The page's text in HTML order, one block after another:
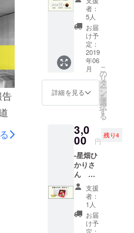
時
本
さ
しさせ
て頂き
ます。
る主人
公”チル
坊
や"は、
自分の
曲で客
が盛り
上がら
ず、
「俺の
客が悪
い！」
とDJと
して壁
にぶつ
かって
いた。
そんな
NYで活
動して
いたチ
ト】 ・
お礼の
感謝状
・オリ
ジナル
和紙ス
テッ
カー ・
オリジ
ナルロ
ゴせん
べい(3
者：
5人
お届
け予
定：
2019
年06
月
詳細を見る
こ
の
リ
タ
ー
ン
を
選
択
す
る
3,0
00 円
残り4
-星畑ひ
かりさ
ん 協
賛リ
ターン-
”トラッ
シュ折
り鶴
ディス
支援
者：
1人
お届
け予
定：